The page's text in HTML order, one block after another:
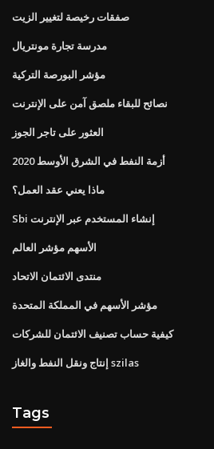
صفقات رخيصة لتغيير الزيت
مدرسة تجارة مونتريال
مؤشر البورصة التركية
نصائح للبقاء ملصق آمن على الإنترنت
العثور على تاجر الجوز
أزمة النفط في الشرق الأوسط 2020
ماذا يعني عقد العمل؟
Sbi إنشاء المستخدم عبر الإنترنت
الأسهم مؤشر العالم
منتدى الائتمان الاتحاد
مؤشر الأسهم في المملكة المتحدة
كيفية حساب تصنيف الائتمان للشركات
إنتاج ونقل النفط والغاز szilas
Tags